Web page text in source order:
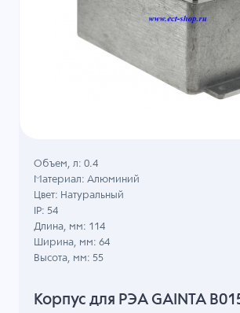
Корпус для РЭА GAINTA
Объем, л: 0.4
Материал: Алюминий
Цвет: Натуральный
IP: 54
Длина, мм: 114
Ширина, мм: 64
Высота, мм: 55